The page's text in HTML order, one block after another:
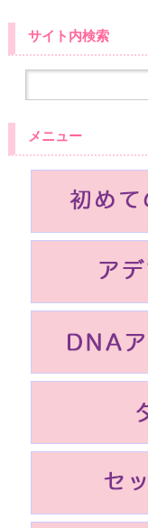
サイト内検索
メニュー